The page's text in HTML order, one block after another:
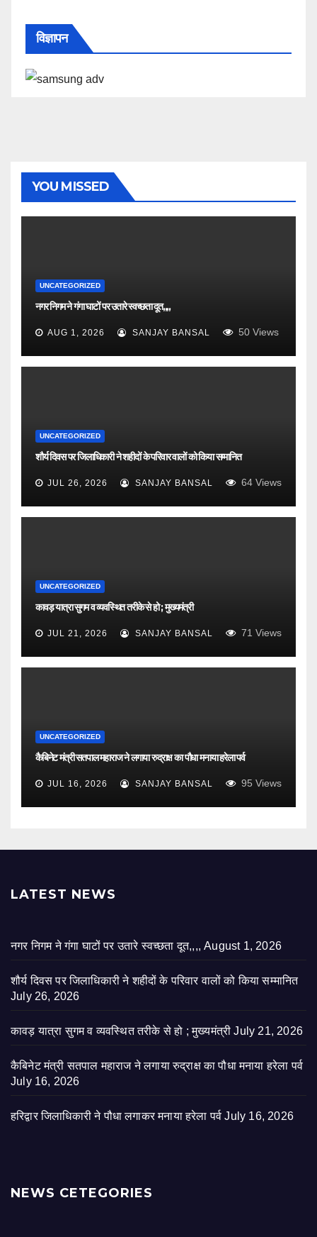
विज्ञापन
YOU MISSED
UNCATEGORIZED
नगर निगम ने गंगा घाटों पर उतारे स्वच्छता दूत,,,,
AUG 1, 2026 SANJAY BANSAL 50 Views
UNCATEGORIZED
शौर्य दिवस पर जिलाधिकारी ने शहीदों के परिवार वालों को किया सम्मानित
JUL 26, 2026 SANJAY BANSAL 64 Views
UNCATEGORIZED
कावड़ यात्रा सुगम व व्यवस्थित तरीके से हो ; मुख्यमंत्री
JUL 21, 2026 SANJAY BANSAL 71 Views
UNCATEGORIZED
कैबिनेट मंत्री सतपाल महाराज ने लगाया रुद्राक्ष का पौधा मनाया हरेला पर्व
JUL 16, 2026 SANJAY BANSAL 95 Views
LATEST NEWS
नगर निगम ने गंगा घाटों पर उतारे स्वच्छता दूत,,,, August 1, 2026
शौर्य दिवस पर जिलाधिकारी ने शहीदों के परिवार वालों को किया सम्मानित
July 26, 2026
कावड़ यात्रा सुगम व व्यवस्थित तरीके से हो ; मुख्यमंत्री July 21, 2026
कैबिनेट मंत्री सतपाल महाराज ने लगाया रुद्राक्ष का पौधा मनाया हरेला पर्व
July 16, 2026
हरिद्वार जिलाधिकारी ने पौधा लगाकर मनाया हरेला पर्व July 16, 2026
NEWS CETEGORIES